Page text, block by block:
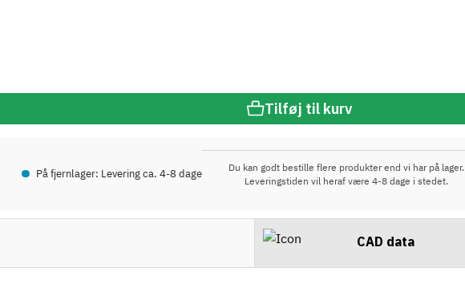
Tilføj til kurv
• På fjernlager: Levering ca. 4-8 dage
Du kan godt bestille flere produkter end vi har på lager.
Leveringstiden vil heraf være 4-8 dage i stedet.
CAD data